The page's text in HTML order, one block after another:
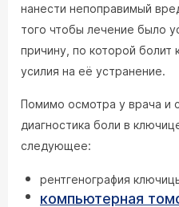
нанести непоправимый
того чтобы лечение было
причину, по которой болит
усилия на её устранение.
Помимо осмотра у врача и
диагностика боли в
следующее:
рентгенография
компьютерная